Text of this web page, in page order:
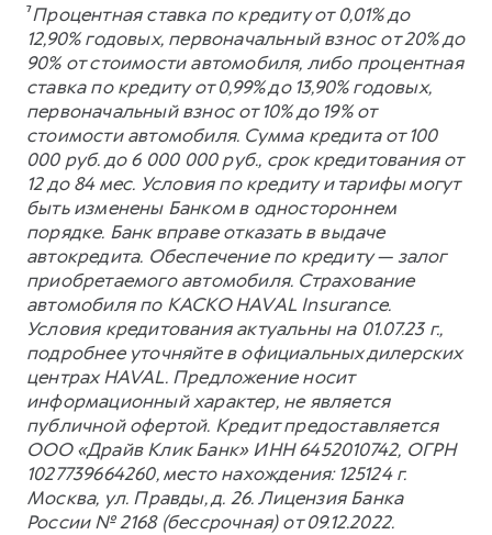
⁷Процентная ставка по кредиту от 0,01% до
12,90% годовых, первоначальный взнос от 20% до
90% от стоимости автомобиля, либо процентная
ставка по кредиту от 0,99% до 13,90% годовых,
первоначальный взнос от 10% до 19% от
стоимости автомобиля. Сумма кредита от 100
000 руб. до 6 000 000 руб., срок кредитования от
12 до 84 мес. Условия по кредиту и тарифы могут
быть изменены Банком в одностороннем
порядке. Банк вправе отказать в выдаче
автокредита. Обеспечение по кредиту — залог
приобретаемого автомобиля. Страхование
автомобиля по КАСКО HAVAL Insurance.
Условия кредитования актуальны на 01.07.23 г.,
подробнее уточняйте в официальных дилерских
центрах HAVAL. Предложение носит
информационный характер, не является
публичной офертой. Кредит предоставляется
ООО «Драйв Клик Банк» ИНН 6452010742, ОГРН
1027739664260, место нахождения: 125124 г.
Москва, ул. Правды, д. 26. Лицензия Банка
России № 2168 (бессрочная) от 09.12.2022.